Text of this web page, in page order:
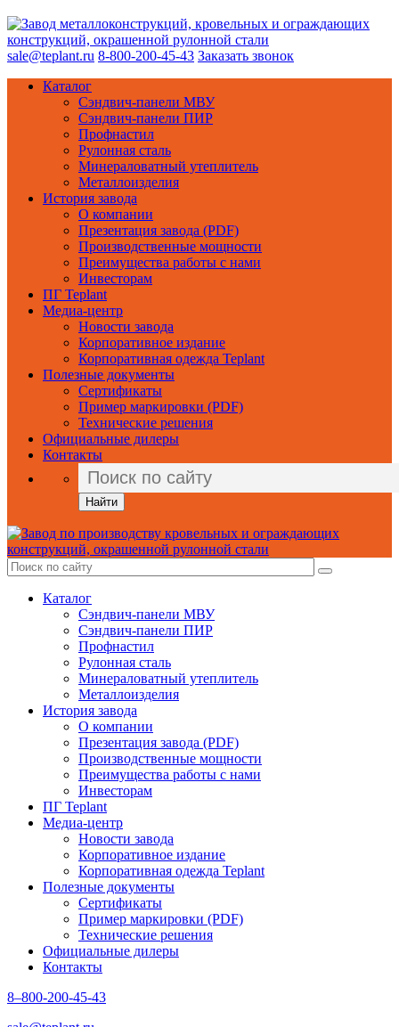
sale@teplant.ru 8-800-200-45-43 Заказать звонок
Каталог
Сэндвич-панели МВУ
Сэндвич-панели ПИР
Профнастил
Рулонная сталь
Минераловатный утеплитель
Металлоизделия
История завода
О компании
Презентация завода (PDF)
Производственные мощности
Преимущества работы с нами
Инвесторам
ПГ Teplant
Медиа-центр
Новости завода
Корпоративное издание
Корпоративная одежда Teplant
Полезные документы
Сертификаты
Пример маркировки (PDF)
Технические решения
Официальные дилеры
Контакты
Найти
Каталог
Сэндвич-панели МВУ
Сэндвич-панели ПИР
Профнастил
Рулонная сталь
Минераловатный утеплитель
Металлоизделия
История завода
О компании
Презентация завода (PDF)
Производственные мощности
Преимущества работы с нами
Инвесторам
ПГ Teplant
Медиа-центр
Новости завода
Корпоративное издание
Корпоративная одежда Teplant
Полезные документы
Сертификаты
Пример маркировки (PDF)
Технические решения
Официальные дилеры
Контакты
8–800-200-45-43